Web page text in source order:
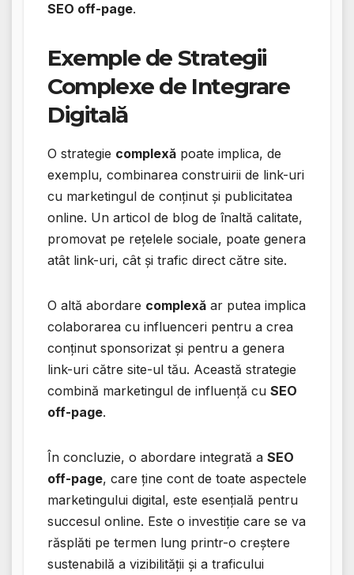
SEO off-page.
Exemple de Strategii
Complexe de Integrare
Digitală
O strategie complexă poate implica, de
exemplu, combinarea construirii de link-uri
cu marketingul de conținut și publicitatea
online. Un articol de blog de înaltă calitate,
promovat pe rețelele sociale, poate genera
atât link-uri, cât și trafic direct către site.
O altă abordare complexă ar putea implica
colaborarea cu influenceri pentru a crea
conținut sponsorizat și pentru a genera
link-uri către site-ul tău. Această strategie
combină marketingul de influență cu SEO
off-page.
În concluzie, o abordare integrată a SEO
off-page, care ține cont de toate aspectele
marketingului digital, este esențială pentru
succesul online. Este o investiție care se va
răsplăti pe termen lung printr-o creștere
sustenabilă a vizibilității și a traficului